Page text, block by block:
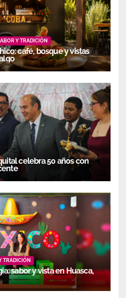
Y TRADICIÓN
café, bosque y vistas
celebra 50 años con
TRADICIÓN
sabor y vista en Huasca,